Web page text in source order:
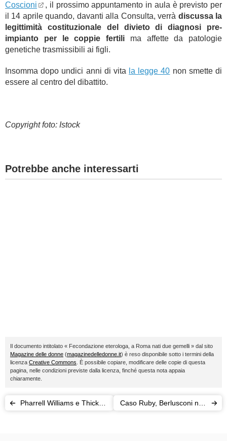
Coscioni
, il prossimo appuntamento in aula è previsto per
il 14 aprile quando, davanti alla Consulta, verrà discussa la
legittimità costituzionale del divieto di diagnosi pre-
impianto per le coppie fertili ma affette da patologie
genetiche trasmissibili ai figli.
Insomma dopo undici anni di vita la legge 40 non smette di
essere al centro del dibattito.
Copyright foto: Istock
Potrebbe anche interessarti
Il documento intitolato « Fecondazione eterologa, a Roma nati due gemelli » dal sito
Magazine delle donne (magazinedelledonne.it) è reso disponibile sotto i termini della
licenza Creative Commons . È possibile copiare, modificare delle copie di questa
pagina, nelle condizioni previste dalla licenza, finché questa nota appaia
chiaramente.
Pharrell Williams e Thicke
Caso Ruby, Berlusconi non